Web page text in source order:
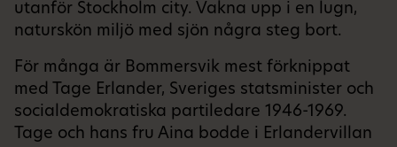
utanför Stockholm city. Vakna upp i en lugn,
naturskön miljö med sjön några steg bort.
För många är Bommersvik mest förknippat
med Tage Erlander, Sveriges statsminister och
socialdemokratiska partiledare 1946-1969.
Tage och hans fru Aina bodde i Erlandervillan